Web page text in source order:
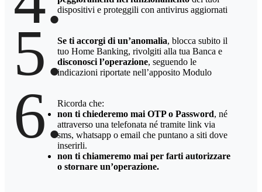
dispositivi e proteggili con antivirus aggiornati
5.Se ti accorgi di un’anomalia, blocca subito il
tuo Home Banking, rivolgiti alla tua Banca e
disconosci l’operazione, seguendo le
indicazioni riportate nell’apposito Modulo
6.Ricorda che:
non ti chiederemo mai OTP o Password, né
attraverso una telefonata né tramite link via
sms, whatsapp o email che puntano a siti dove
inserirli.
non ti chiameremo mai per farti autorizzare
o stornare un’operazione.